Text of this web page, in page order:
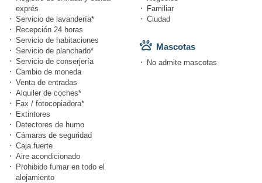
exprés
Servicio de lavandería*
Recepción 24 horas
Servicio de habitaciones
Servicio de planchado*
Servicio de conserjería
Cambio de moneda
Venta de entradas
Alquiler de coches*
Fax / fotocopiadora*
Extintores
Detectores de humo
Cámaras de seguridad
Caja fuerte
Aire acondicionado
Prohibido fumar en todo el
alojamiento
Familiar
Ciudad
Mascotas
No admite mascotas